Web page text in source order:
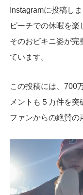
Instagramに投稿しま
ビーチでの休暇を
そのおビキニ姿が完
ています。
この投稿には、700
メントも５万件を突
ファンからの絶賛の